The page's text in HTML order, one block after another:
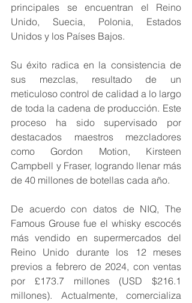
principales se encuentran el Reino
Unido, Suecia, Polonia, Estados
Unidos y los Países Bajos.
Su éxito radica en la consistencia de
sus mezclas, resultado de un
meticuloso control de calidad a lo largo
de toda la cadena de producción. Este
proceso ha sido supervisado por
destacados maestros mezcladores
como Gordon Motion, Kirsteen
Campbell y Fraser, logrando llenar más
de 40 millones de botellas cada año.
De acuerdo con datos de NIQ, The
Famous Grouse fue el whisky escocés
más vendido en supermercados del
Reino Unido durante los 12 meses
previos a febrero de 2024, con ventas
por £173.7 millones (USD $216.1
millones). Actualmente, comercializa